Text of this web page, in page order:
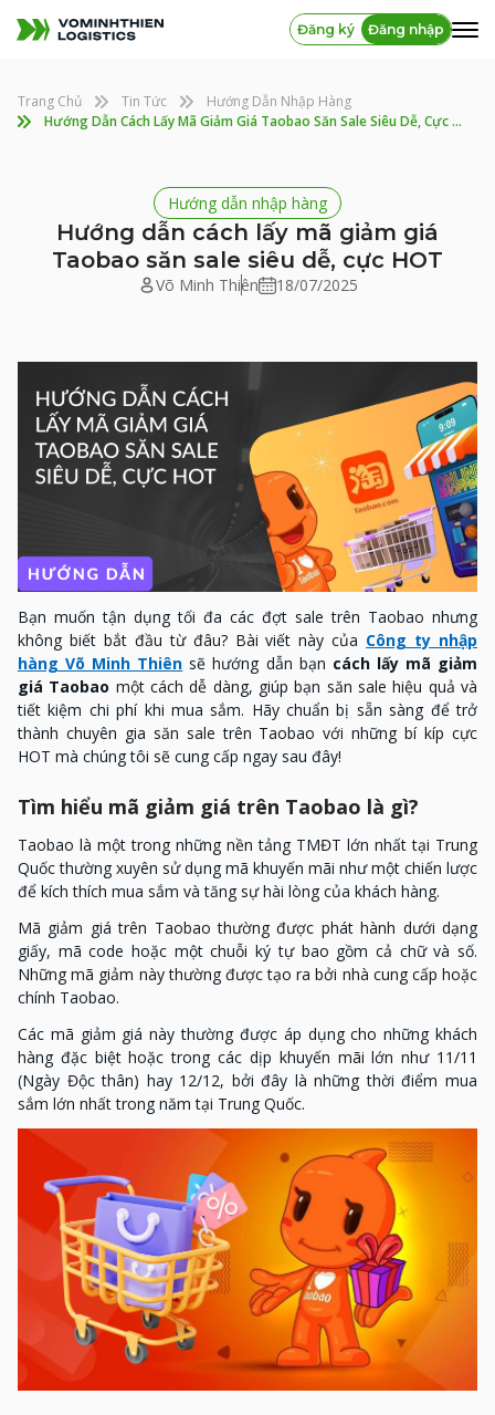
Đăng ký Đăng nhập
Trang Chủ Tin Tức
Hướng Dẫn Nhập Hàng
Hướng Dẫn Cách Lấy Mã Giảm Giá Taobao Săn Sale Siêu Dễ, Cực HOT
Hướng dẫn nhập hàng
Hướng dẫn cách lấy mã giảm giá
Taobao săn sale siêu dễ, cực HOT
Võ Minh Thiên 18/07/2025
Bạn muốn tận dụng tối đa các đợt sale trên Taobao nhưng
không biết bắt đầu từ đâu? Bài viết này của Công ty nhập
hàng Võ Minh Thiên sẽ hướng dẫn bạn cách lấy mã giảm
giá Taobao một cách dễ dàng, giúp bạn săn sale hiệu quả và
tiết kiệm chi phí khi mua sắm. Hãy chuẩn bị sẵn sàng để trở
thành chuyên gia săn sale trên Taobao với những bí kíp cực
HOT mà chúng tôi sẽ cung cấp ngay sau đây!
Tìm hiểu mã giảm giá trên Taobao là gì?
Taobao là một trong những nền tảng TMĐT lớn nhất tại Trung
Quốc thường xuyên sử dụng mã khuyến mãi như một chiến lược
để kích thích mua sắm và tăng sự hài lòng của khách hàng.
Mã giảm giá trên Taobao thường được phát hành dưới dạng
giấy, mã code hoặc một chuỗi ký tự bao gồm cả chữ và số.
Những mã giảm này thường được tạo ra bởi nhà cung cấp hoặc
chính Taobao.
Các mã giảm giá này thường được áp dụng cho những khách
hàng đặc biệt hoặc trong các dịp khuyến mãi lớn như 11/11
(Ngày Độc thân) hay 12/12, bởi đây là những thời điểm mua
sắm lớn nhất trong năm tại Trung Quốc.